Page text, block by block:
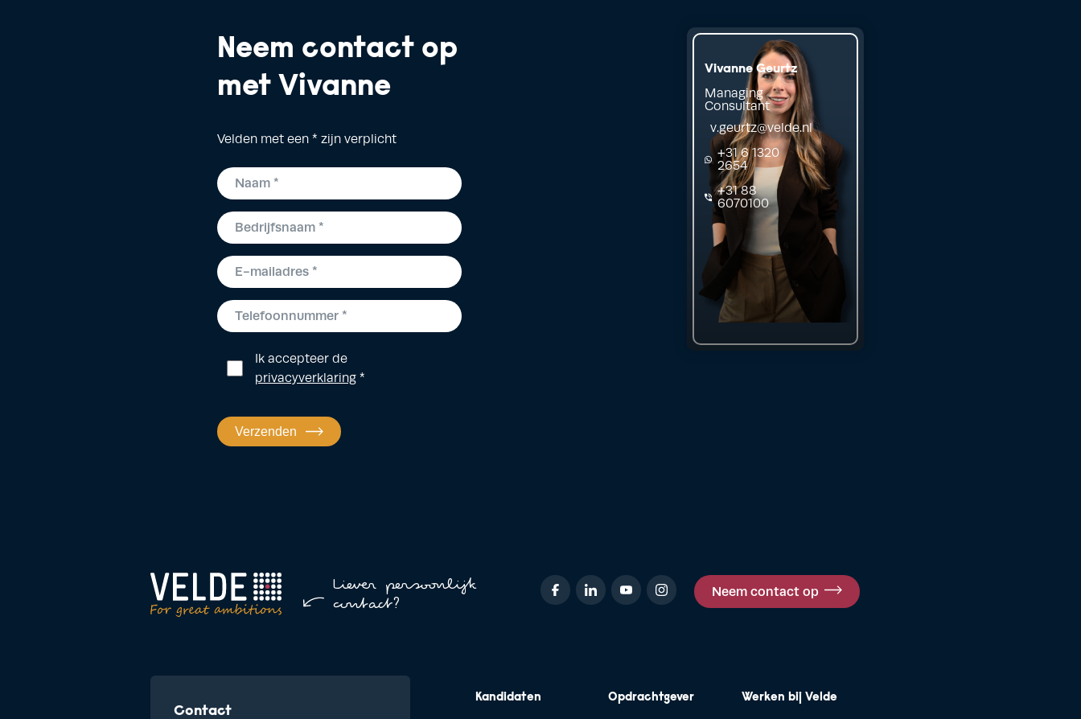
Neem contact op
met Vivanne
Velden met een * zijn verplicht
Ik accepteer de
privacyverklaring *
Verzenden
Vivanne Geurtz
Managing
Consultant
v.geurtz@velde.nl
+31 6 1320
2654
+31 88
6070100
Liever persoonlijk
contact?
Neem contact op
Contact
Kandidaten Opdrachtgever Werken bij Velde